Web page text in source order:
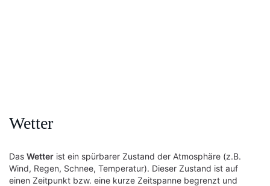
Wetter
Das Wetter ist ein spürbarer Zustand der Atmosphäre (z.B.
Wind, Regen, Schnee, Temperatur). Dieser Zustand ist auf
einen Zeitpunkt bzw. eine kurze Zeitspanne begrenzt und